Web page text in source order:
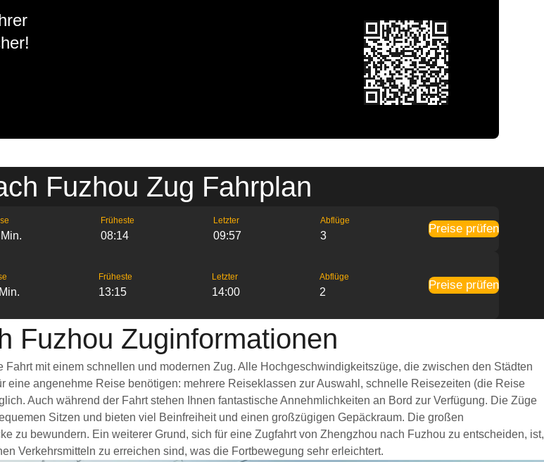
Fuzhou Zug Fahrplan
Früheste
08:14
Letzter
09:57
Abflüge
3
Preise prüfen
Früheste
13:15
Letzter
14:00
Abflüge
2
Preise prüfen
Fuzhou Zuginformationen
mit einem schnellen und modernen Zug. Alle Hochgeschwindigkeitszüge, die zwischen den Städten
angenehme Reise benötigen: mehrere Reiseklassen zur Auswahl, schnelle Reisezeiten (die Reise
Auch während der Fahrt stehen Ihnen fantastische Annehmlichkeiten an Bord zur Verfügung. Die Züge
Sitzen und bieten viel Beinfreiheit und einen großzügigen Gepäckraum. Die großen
zu bewundern. Ein weiterer Grund, sich für eine Zugfahrt von Zhengzhou nach Fuzhou zu entscheiden, ist,
Verkehrsmitteln zu erreichen sind, was die Fortbewegung sehr erleichtert.